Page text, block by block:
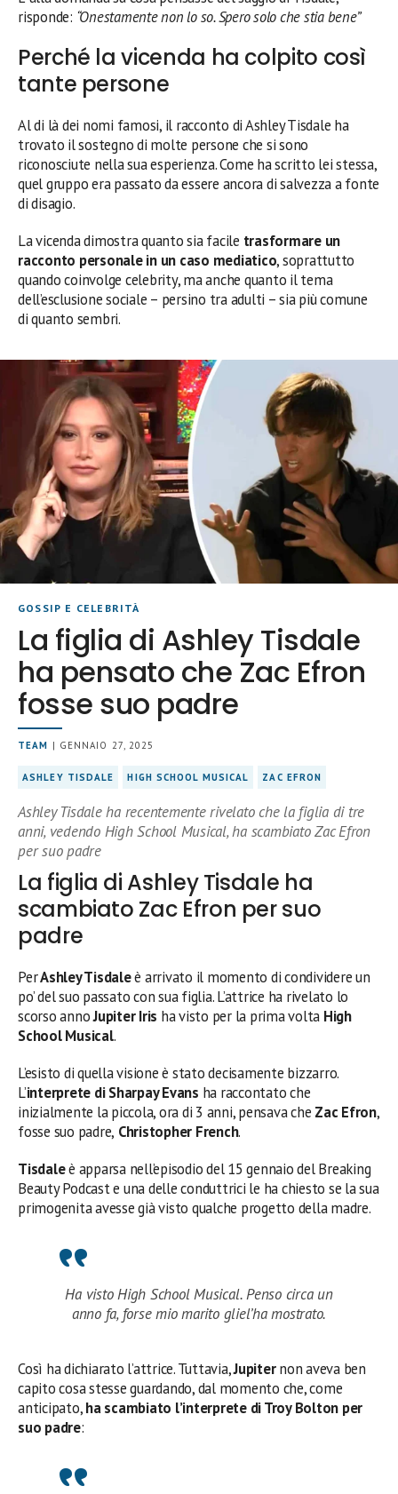
risponde: “Onestamente non lo so. Spero solo che stia bene”
Perché la vicenda ha colpito così
tante persone
Al di là dei nomi famosi, il racconto di Ashley Tisdale ha
trovato il sostegno di molte persone che si sono
riconosciute nella sua esperienza. Come ha scritto lei stessa,
quel gruppo era passato da essere ancora di salvezza a fonte
di disagio.
La vicenda dimostra quanto sia facile trasformare un
racconto personale in un caso mediatico, soprattutto
quando coinvolge celebrity, ma anche quanto il tema
dell’esclusione sociale – persino tra adulti – sia più comune
di quanto sembri.
GOSSIP E CELEBRITÀ
La figlia di Ashley Tisdale
ha pensato che Zac Efron
fosse suo padre
TEAM | GENNAIO 27, 2025
ASHLEY TISDALE HIGH SCHOOL MUSICAL ZAC EFRON
Ashley Tisdale ha recentemente rivelato che la figlia di tre
anni, vedendo High School Musical, ha scambiato Zac Efron
per suo padre
La figlia di Ashley Tisdale ha
scambiato Zac Efron per suo
padre
PerAshley Tisdaleè arrivato il momento di condividere un
po’ del suo passato con sua figlia. L’attrice ha rivelato lo
scorso annoJupiter Iris ha visto per la prima volta High
School Musical.
L’esisto di quella visione è stato decisamente bizzarro.
L’interprete di Sharpay Evans ha raccontato che
inizialmente la piccola, ora di 3 anni, pensava che Zac Efron,
fosse suo padre, Christopher French.
Tisdaleè apparsa nell’episodio del 15 gennaio del Breaking
Beauty Podcast e una delle conduttrici le ha chiesto se la sua
primogenita avesse già visto qualche progetto della madre.
Ha visto High School Musical. Penso circa un
anno fa, forse mio marito gliel’ha mostrato.
Così ha dichiarato l’attrice. Tuttavia,Jupiternon aveva ben
capito cosa stesse guardando, dal momento che, come
anticipato,ha scambiato l’interprete di Troy Bolton per
suo padre: